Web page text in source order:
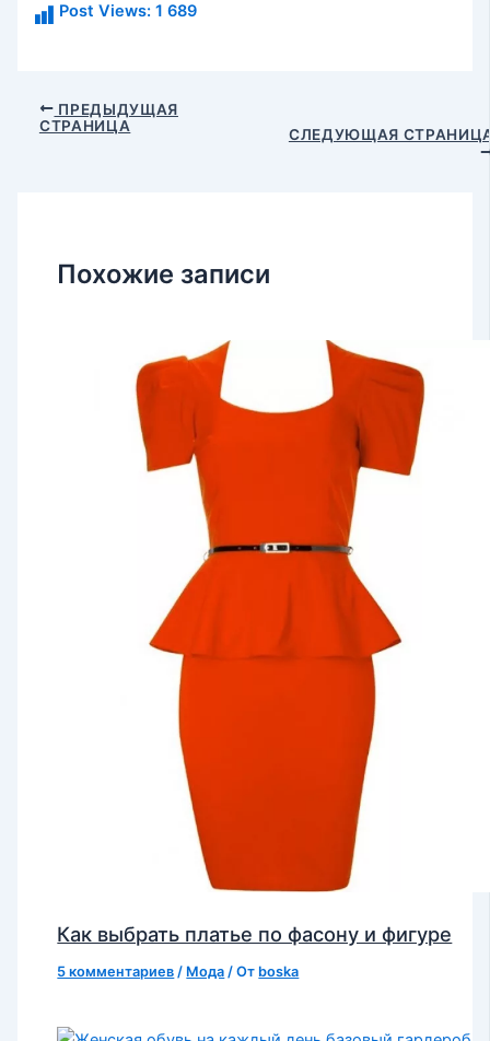
Post Views: 1 689
Навигация
ПРЕДЫДУЩАЯ
СТРАНИЦА
СЛЕДУЮЩАЯ
Похожие записи
Как выбрать платье по фасону и фигуре
5 комментариев / Мода / От boska